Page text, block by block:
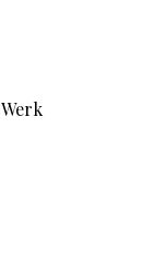
Werk